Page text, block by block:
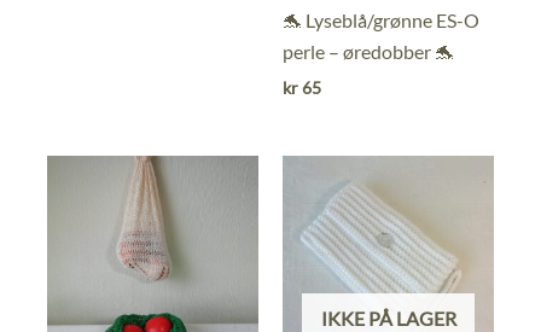
🐬 Lyseblå/grønne ES-O
perle – øredobber 🐬
kr65
IKKE PÅ LAGER